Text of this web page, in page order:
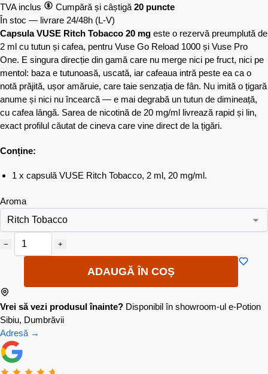
TVA inclus
Cumpără și câștigă 20 puncte
În stoc — livrare 24/48h (L-V)
Capsula VUSE Ritch Tobacco 20 mg este o rezervă preumplută de
2 ml cu tutun și cafea, pentru Vuse Go Reload 1000 și Vuse Pro
One. E singura direcție din gamă care nu merge nici pe fruct, nici pe
mentol: baza e tutunoasă, uscată, iar cafeaua intră peste ea ca o
notă prăjită, ușor amăruie, care taie senzația de fân. Nu imită o țigară
anume și nici nu încearcă — e mai degrabă un tutun de dimineață,
cu cafea lângă. Sarea de nicotină de 20 mg/ml livrează rapid și lin,
exact profilul căutat de cineva care vine direct de la țigări.
Conține:
1 x capsulă VUSE Ritch Tobacco, 2 ml, 20 mg/ml.
Aroma
− +
ADAUGĂ ÎN COȘ
Vrei să vezi produsul înainte? Disponibil în showroom-ul e-Potion
Sibiu, Dumbrăvii
Adresă →